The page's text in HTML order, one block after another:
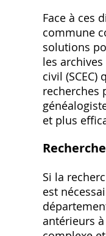
Face à ces
commune
solutions
les
civil
recherches
et plus
Si la
est
antérieurs